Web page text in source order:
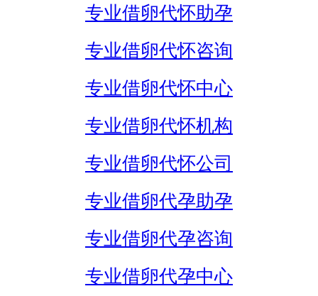
专业借卵代怀助孕
专业借卵代怀咨询
专业借卵代怀中心
专业借卵代怀机构
专业借卵代怀公司
专业借卵代孕助孕
专业借卵代孕咨询
专业借卵代孕中心